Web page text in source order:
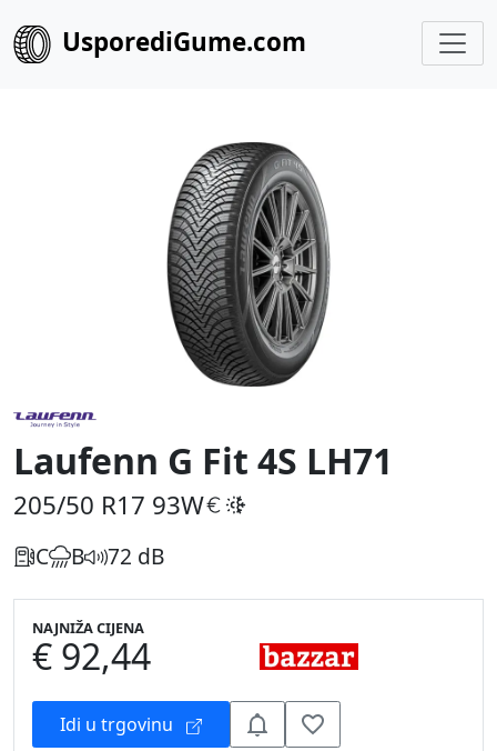
UsporediGume.com
Laufenn G Fit 4S LH71
205/50 R17 93W
C B 72 dB
NAJNIŽA CIJENA
€ 92,44
Idi u trgovinu